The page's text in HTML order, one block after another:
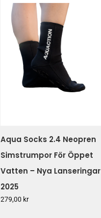
Aqua Socks 2.4 Neopren
Simstrumpor För Öppet
Vatten – Nya Lanseringar
2025
279,00 kr